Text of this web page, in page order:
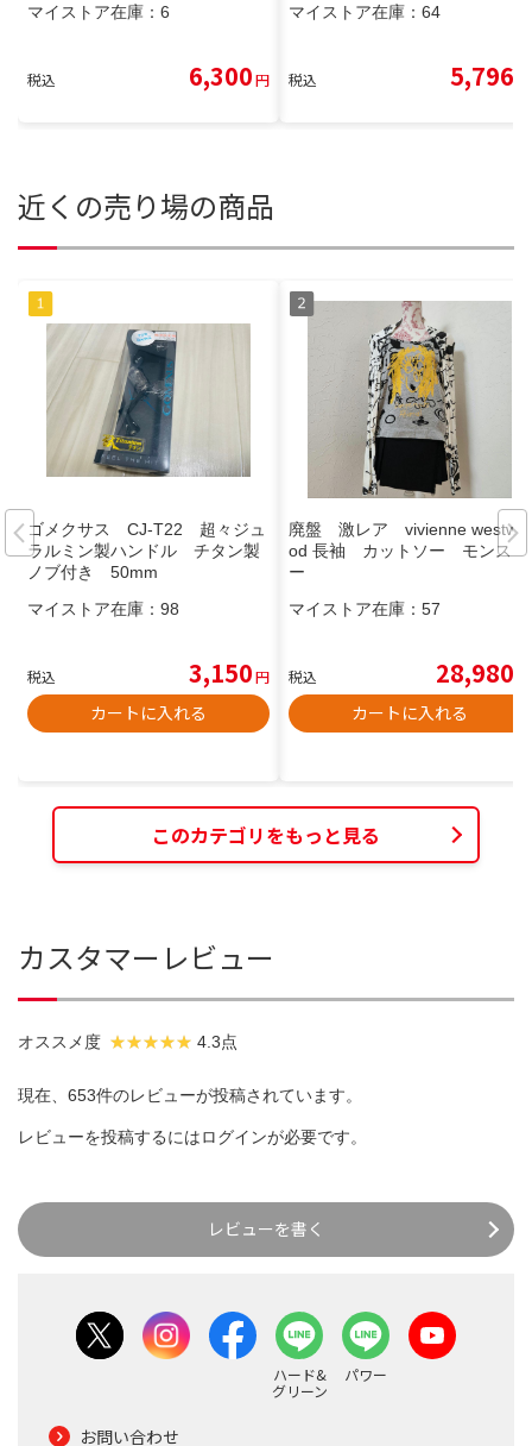
マイストア在庫： 6
税込 6,300円
マイストア在庫： 64
税込 5,796
近くの売り場の商品
ゴメクサス CJ-T22 超々ジュ
ラルミン製ハンドル チタン製
ノブ付き 50mm
マイストア在庫： 98
税込 3,150円
カートに入れる
廃盤 激レア vivienne westwo
od 長袖 カットソー モンスタ
ー
マイストア在庫： 57
税込 28,980
カートに入れる
このカテゴリをもっと見る
カスタマーレビュー
オススメ度 4.3点
現在、653件のレビューが投稿されています。
レビューを投稿するにはログインが必要です。
レビューを書く
ハード&
グリーン
パワー
お問い合わせ